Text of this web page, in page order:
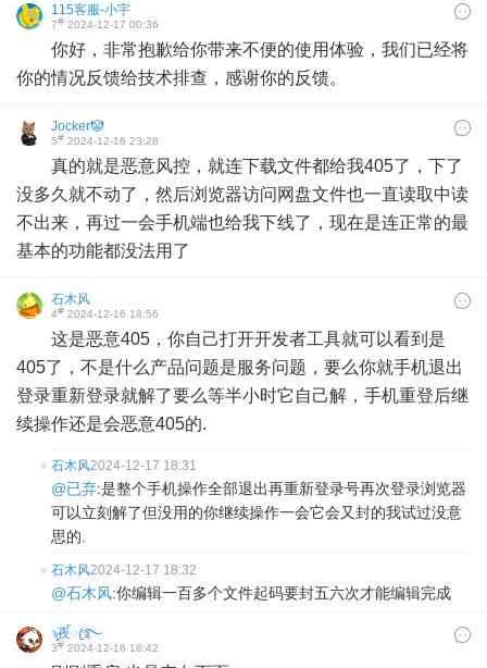
115客服-小宇
7# 2024-12-17 00:36
你好，非常抱歉给你带来不便的使用体验，我们已经将
你的情况反馈给技术排查，感谢你的反馈。
Jocker🤡
5# 2024-12-16 23:28
真的就是恶意风控，就连下载文件都给我405了，下了
没多久就不动了，然后浏览器访问网盘文件也一直读取中读
不出来，再过一会手机端也给我下线了，现在是连正常的最
基本的功能都没法用了
石木风
4# 2024-12-16 18:56
这是恶意405，你自己打开开发者工具就可以看到是
405了，不是什么产品问题是服务问题，要么你就手机退出
登录重新登录就解了要么等半小时它自己解，手机重登后继
续操作还是会恶意405的.
石木风2024-12-17 18:31
@已弃:是整个手机操作全部退出再重新登录号再次登录浏览器
可以立刻解了但没用的你继续操作一会它会又封的我试过没意
思的.
石木风2024-12-17 18:32
@石木风:你编辑一百多个文件起码要封五六次才能编辑完成
ৡ夜้้ꦿ࿐
3# 2024-12-16 18:42